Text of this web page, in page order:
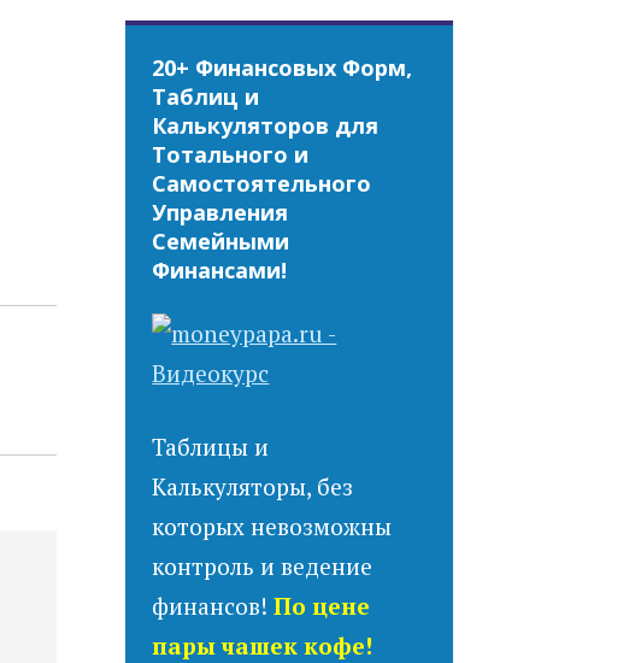
20+ Финансовых Форм,
Таблиц и
Калькуляторов для
Тотального и
Самостоятельного
Управления
Семейными
Финансами!
Таблицы и
Калькуляторы, без
которых невозможны
контроль и ведение
финансов!По цене
пары чашек кофе!